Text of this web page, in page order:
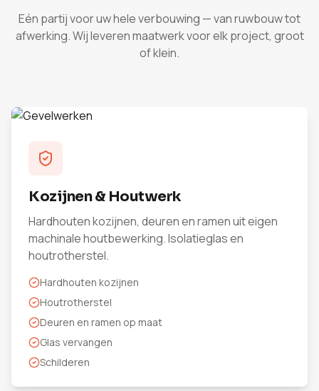
Eén partij voor uw hele verbouwing — van ruwbouw tot
afwerking. Wij leveren maatwerk voor elk project, groot
of klein.
Kozijnen & Houtwerk
Hardhouten kozijnen, deuren en ramen uit eigen
machinale houtbewerking. Isolatieglas en
houtrotherstel.
Hardhouten kozijnen
Houtrotherstel
Deuren en ramen op maat
Glas vervangen
Schilderen